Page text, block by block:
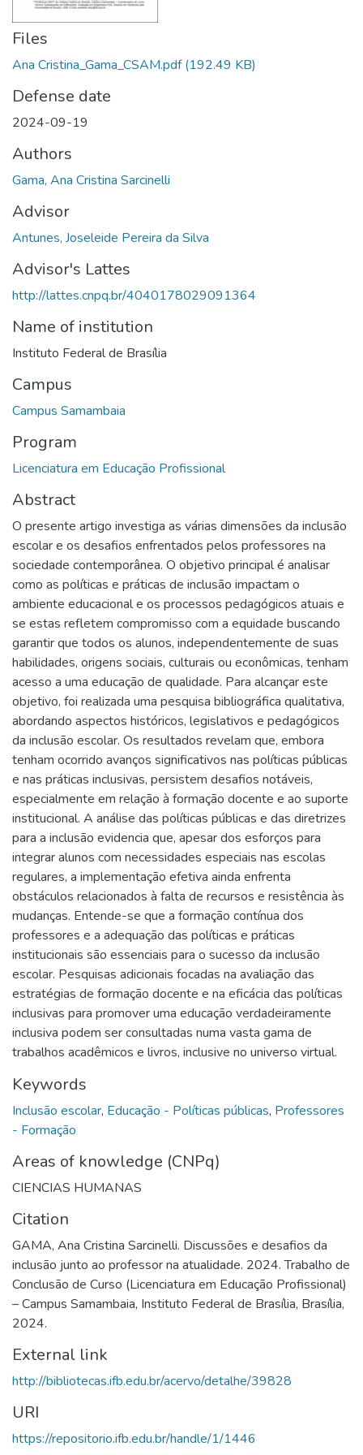
Files
Ana Cristina_Gama_CSAM.pdf(192.49 KB)
Defense date
2024-09-19
Authors
Gama, Ana Cristina Sarcinelli
Advisor
Antunes, Joseleide Pereira da Silva
Advisor's Lattes
http://lattes.cnpq.br/4040178029091364
Name of institution
Instituto Federal de Brasília
Campus
Campus Samambaia
Program
Licenciatura em Educação Profissional
Abstract
O presente artigo investiga as várias dimensões da inclusão
escolar e os desafios enfrentados pelos professores na
sociedade contemporânea. O objetivo principal é analisar
como as políticas e práticas de inclusão impactam o
ambiente educacional e os processos pedagógicos atuais e
se estas refletem compromisso com a equidade buscando
garantir que todos os alunos, independentemente de suas
habilidades, origens sociais, culturais ou econômicas, tenham
acesso a uma educação de qualidade. Para alcançar este
objetivo, foi realizada uma pesquisa bibliográfica qualitativa,
abordando aspectos históricos, legislativos e pedagógicos
da inclusão escolar. Os resultados revelam que, embora
tenham ocorrido avanços significativos nas políticas públicas
e nas práticas inclusivas, persistem desafios notáveis,
especialmente em relação à formação docente e ao suporte
institucional. A análise das políticas públicas e das diretrizes
para a inclusão evidencia que, apesar dos esforços para
integrar alunos com necessidades especiais nas escolas
regulares, a implementação efetiva ainda enfrenta
obstáculos relacionados à falta de recursos e resistência às
mudanças. Entende-se que a formação contínua dos
professores e a adequação das políticas e práticas
institucionais são essenciais para o sucesso da inclusão
escolar. Pesquisas adicionais focadas na avaliação das
estratégias de formação docente e na eficácia das políticas
inclusivas para promover uma educação verdadeiramente
inclusiva podem ser consultadas numa vasta gama de
trabalhos acadêmicos e livros, inclusive no universo virtual.
Keywords
Inclusão escolar, Educação - Políticas públicas, Professores
- Formação
Areas of knowledge (CNPq)
CIENCIAS HUMANAS
Citation
GAMA, Ana Cristina Sarcinelli. Discussões e desafios da
inclusão junto ao professor na atualidade. 2024. Trabalho de
Conclusão de Curso (Licenciatura em Educação Profissional)
– Campus Samambaia, Instituto Federal de Brasília, Brasília,
2024.
External link
http://bibliotecas.ifb.edu.br/acervo/detalhe/39828
URI
https://repositorio.ifb.edu.br/handle/1/1446